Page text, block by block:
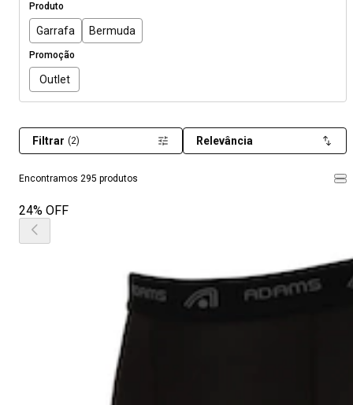
Produto
Garrafa Bermuda
Promoção
Outlet
Encontramos 295 produtos
Filtrar (2) Relevância
24% OFF